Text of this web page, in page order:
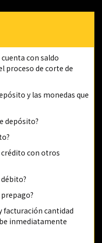
con saldo
proceso de corte de
y las monedas que
depósito?
con otros
facturación cantidad
inmediatamente